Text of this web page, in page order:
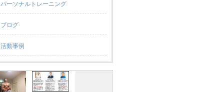
パーソナルトレーニング
ブログ
活動事例